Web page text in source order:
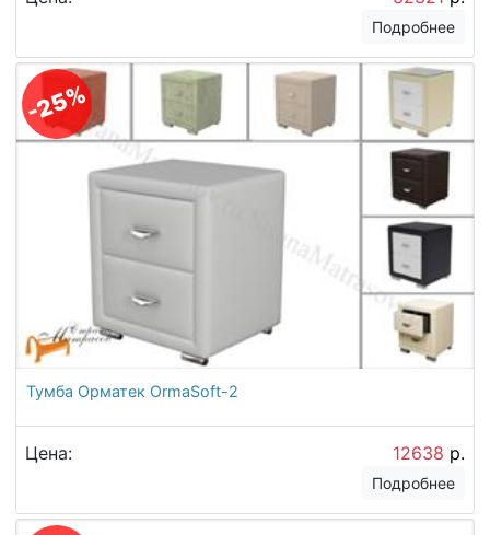
Подробнее
-25%
Тумба Орматек OrmaSoft-2
Цена: 12638 р.
Подробнее